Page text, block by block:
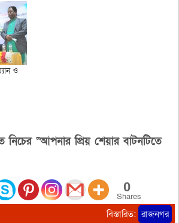
ও
নিচের “আপনার প্রিয় শেয়ার বাটনটিতে
0
Shares
বিস্তারিত: রাজনগর